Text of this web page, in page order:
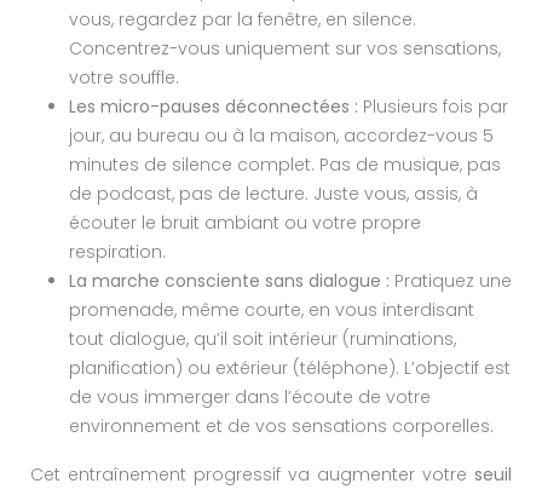
vous, regardez par la fenêtre, en silence.
Concentrez-vous uniquement sur vos sensations,
votre souffle.
Les micro-pauses déconnectées : Plusieurs fois par
jour, au bureau ou à la maison, accordez-vous 5
minutes de silence complet. Pas de musique, pas
de podcast, pas de lecture. Juste vous, assis, à
écouter le bruit ambiant ou votre propre
respiration.
La marche consciente sans dialogue : Pratiquez une
promenade, même courte, en vous interdisant
tout dialogue, qu’il soit intérieur (ruminations,
planification) ou extérieur (téléphone). L’objectif est
de vous immerger dans l’écoute de votre
environnement et de vos sensations corporelles.
Cet entraînement progressif va augmenter votre seuil